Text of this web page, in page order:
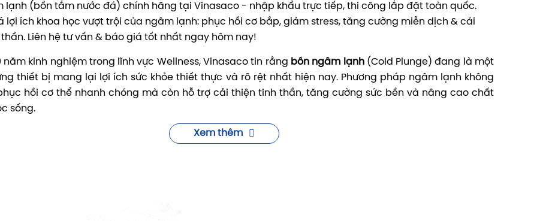
lạnh (bồn tắm nước đá) chính hãng tại Vinasaco - nhập khẩu trực tiếp, thi công lắp đặt toàn quốc.
lợi ích khoa học vượt trội của ngâm lạnh: phục hồi cơ bắp, giảm stress, tăng cường miễn dịch & cải
Liên hệ tư vấn & báo giá tốt nhất ngay hôm nay!
năm kinh nghiệm trong lĩnh vực Wellness, Vinasaco tin rằng bồn ngâm lạnh(Cold Plunge) đang là một
thiết bị mang lại lợi ích sức khỏe thiết thực và rõ rệt nhất hiện nay. Phương pháp ngâm lạnh không
hồi cơ thể nhanh chóng mà còn hỗ trợ cải thiện tinh thần, tăng cường sức bền và nâng cao chất
sống.
nhập khẩu trực tiếp và thi công chuyên nghiệp toàn quốc,
chất lượng cao, phù hợp với nhu cầu sử dụng tại gia đình, villa, resort, phòng gym và spa.
Xem thêm